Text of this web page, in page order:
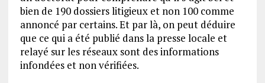
bien de 190 dossiers litigieux et non 100 comme
annoncé par certains. Et par là, on peut déduire
que ce qui a été publié dans la presse locale et
relayé sur les réseaux sont des informations
infondées et non vérifiées.